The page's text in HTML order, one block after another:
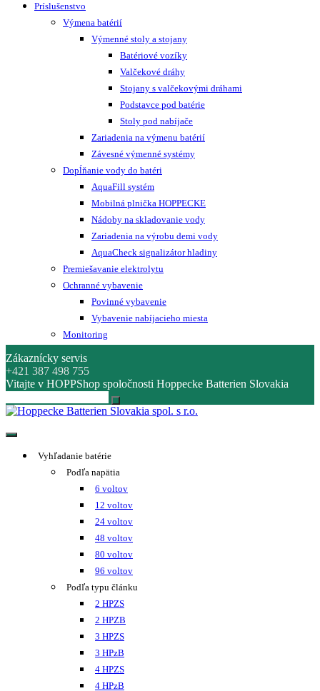
Príslušenstvo
Výmena batérií
Výmenné stoly a stojany
Batériové vozíky
Valčekové dráhy
Stojany s valčekovými dráhami
Podstavce pod batérie
Stoly pod nabíjače
Zariadenia na výmenu batérií
Závesné výmenné systémy
Dopĺňanie vody do batéri
AquaFill systém
Mobilná plnička HOPPECKE
Nádoby na skladovanie vody
Zariadenia na výrobu demi vody
AquaCheck signalizátor hladiny
Premiešavanie elektrolytu
Ochranné vybavenie
Povinné vybavenie
Vybavenie nabíjacieho miesta
Monitoring
Zákaznícky servis
+421 387 498 755
Vitajte v HOPPShop spoločnosti Hoppecke Batterien Slovakia
Hoppecke Batterien Slovakia spol. s r.o.
Online B2B konfigurátor HOPPECKE
Vyhľadanie batérie
Podľa napätia
6 voltov
12 voltov
24 voltov
48 voltov
80 voltov
96 voltov
Podľa typu článku
2 HPZS
2 HPZB
3 HPZS
3 HPzB
4 HPZS
4 HPzB